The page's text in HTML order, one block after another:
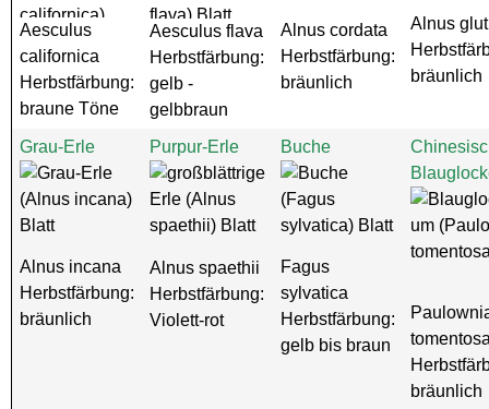
Aesculus
californica
Herbstfärbung:
braune Töne
Aesculus flava
Herbstfärbung:
gelb -
gelbbraun
Alnus cordata
Herbstfärbung:
bräunlich
Alnus
bräunlich
Grau-Erle
Alnus incana
Herbstfärbung:
bräunlich
Purpur-Erle
Alnus spaethii
Herbstfärbung:
Violett-rot
Buche
Fagus
sylvatica
Herbstfärbung:
gelb bis braun
bräunlich